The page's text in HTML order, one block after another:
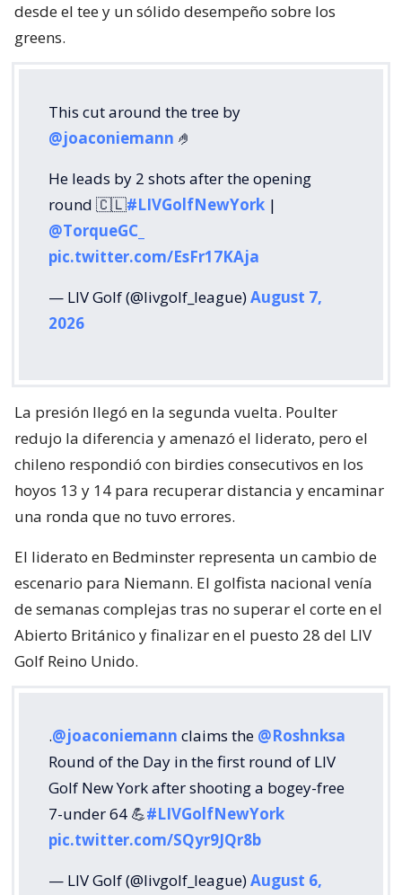
desde el tee y un sólido desempeño sobre los
greens.
This cut around the tree by
@joaconiemann 🤌
He leads by 2 shots after the opening
round 🇨🇱#LIVGolfNewYork |
@TorqueGC_
pic.twitter.com/EsFr17KAja
— LIV Golf (@livgolf_league)August 7,
2026
La presión llegó en la segunda vuelta. Poulter
redujo la diferencia y amenazó el liderato, pero el
chileno respondió con birdies consecutivos en los
hoyos 13 y 14 para recuperar distancia y encaminar
una ronda que no tuvo errores.
El liderato en Bedminster representa un cambio de
escenario para Niemann. El golfista nacional venía
de semanas complejas tras no superar el corte en el
Abierto Británico y finalizar en el puesto 28 del LIV
Golf Reino Unido.
.@joaconiemann claims the @Roshnksa
Round of the Day in the first round of LIV
Golf New York after shooting a bogey-free
7-under 64 💪#LIVGolfNewYork
pic.twitter.com/SQyr9JQr8b
— LIV Golf (@livgolf_league)August 6,